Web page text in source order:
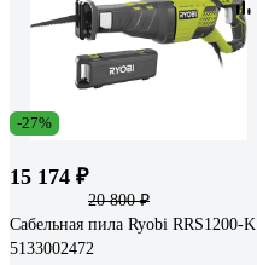
-27%
15 174 ₽
20 800 ₽
Сабельная пила Ryobi RRS1200-K
5133002472